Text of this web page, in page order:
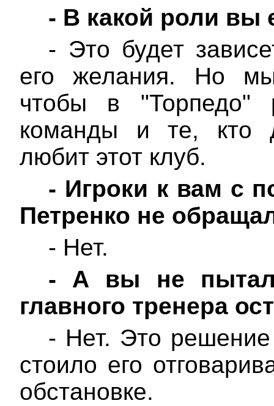
- В какой роли вы
- Это будет
его желания. Но
чтобы в "Торпедо"
команды и те, кто
любит этот клуб.
- Игроки к вам с
Петренко не
- Нет.
-
А вы не
главного тренера
- Нет. Это
стоило его
обстановке.